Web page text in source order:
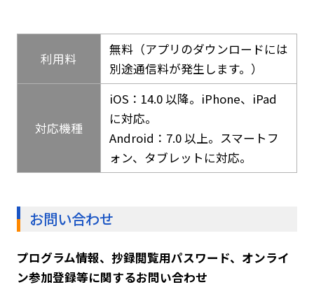
利用料
無料（アプリのダウンロードには
別途通信料が発生します。）
対応機種
iOS：14.0 以降。iPhone、iPad
に対応。
Android：7.0 以上。スマートフ
ォン、タブレットに対応。
お問い合わせ
プログラム情報、抄録閲覧用パスワード、オンライ
ン参加登録等に関するお問い合わせ